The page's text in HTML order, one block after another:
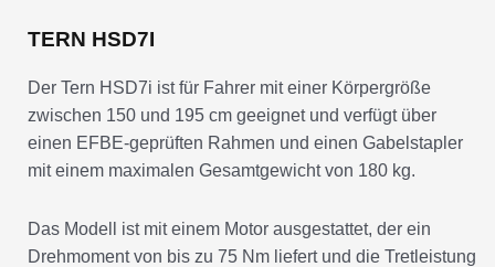
TERN HSD7I
Der Tern HSD7i ist für Fahrer mit einer Körpergröße
zwischen 150 und 195 cm geeignet und verfügt über
einen EFBE-geprüften Rahmen und einen Gabelstapler
mit einem maximalen Gesamtgewicht von 180 kg.
Das Modell ist mit einem Motor ausgestattet, der ein
Drehmoment von bis zu 75 Nm liefert und die Tretleistung